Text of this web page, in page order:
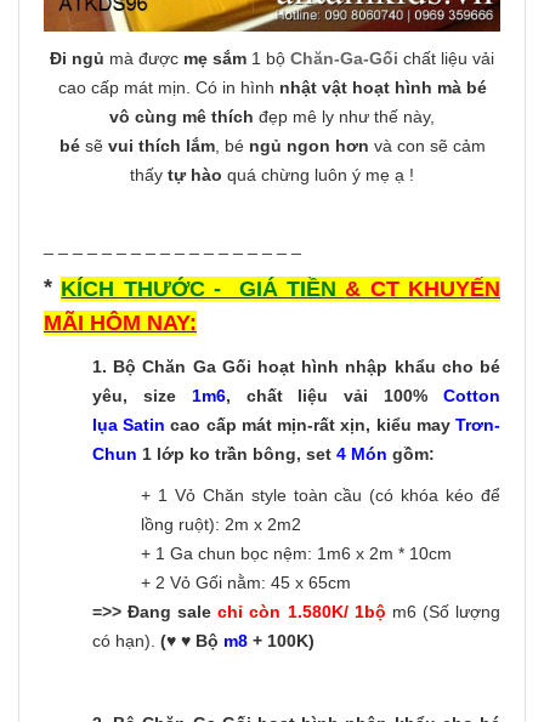
Đi ngủ mà được mẹ sắm 1 bộ Chăn-Ga-Gối chất liệu vải
cao cấp mát mịn. Có in hình nhật vật hoạt hình mà bé
vô cùng mê thích đẹp mê ly như thế này,
bésẽ vui thích lắm, bé ngủ ngon hơn và con sẽ cảm
thấy tự hào quá chừng luôn ý mẹ ạ !
* KÍCH THƯỚC - GIÁ TIỀN & CT KHUYẾN
MÃI HÔM NAY:
1. Bộ Chăn Ga Gối hoạt hình nhập khẩu cho bé
yêu, size 1m6, chất liệu vải 100%Cotton
lụa Satin cao cấp mát mịn-rất xịn, kiểu may Trơn-
Chun 1 lớp ko trần bông, set 4 Món gồm:
+ 1 Vỏ Chăn style toàn cầu (có khóa kéo để
lồng ruột): 2m x 2m2
+ 1 Ga chun bọc nệm: 1m6 x 2m * 10cm
+ 2 Vỏ Gối nằm: 45 x 65cm
=>> Đang salechỉ còn 1.580K/ 1bộ m6 (Số lượng
có hạn). (♥ ♥ Bộ m8 + 100K)